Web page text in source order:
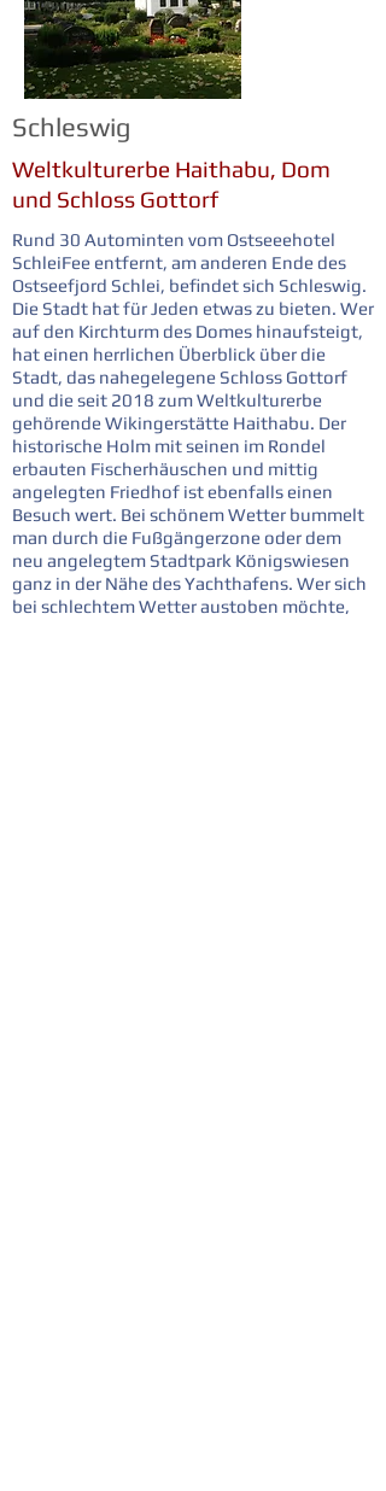
Schleswig
Weltkulturerbe Haithabu, Dom
und Schloss Gottorf
Rund 30 Autominten vom Ostseeehotel
SchleiFee entfernt, am anderen Ende des
Ostseefjord Schlei, befindet sich Schleswig.
Die Stadt hat für Jeden etwas zu bieten. Wer
auf den Kirchturm des Domes hinaufsteigt,
hat einen herrlichen Überblick über die
Stadt, das nahegelegene Schloss Gottorf
und die seit 2018 zum Weltkulturerbe
gehörende Wikingerstätte Haithabu. Der
historische Holm mit seinen im Rondel
erbauten Fischerhäuschen und mittig
angelegten Friedhof ist ebenfalls einen
Besuch wert. Bei schönem Wetter bummelt
man durch die Fußgängerzone oder dem
neu angelegtem Stadtpark Königswiesen
ganz in der Nähe des Yachthafens. Wer sich
bei schlechtem Wetter austoben möchte,